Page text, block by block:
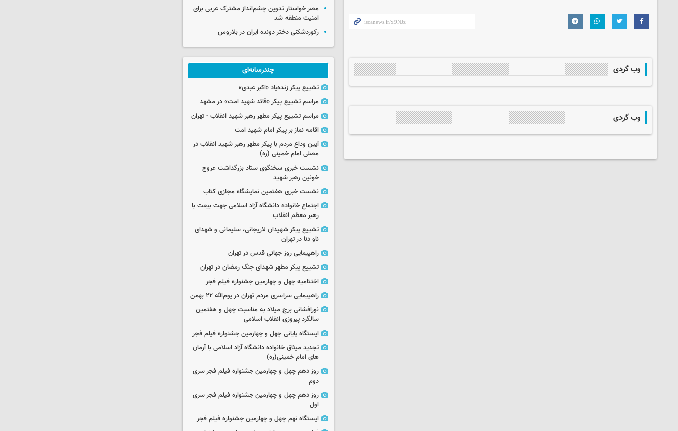
وب گردی
وب گردی
مصر خواستار تدوین چشم‌انداز مشترک عربی برای
امنیت منطقه شد
رکوردشکنی دختر دونده ایران در بلاروس
چندرسانه‌ای
تشییع پیکر زنده‌یاد «اکبر عبدی»
مراسم تشییع پیکر «قائد شهید امت» در مشهد
مراسم تشییع پیکر مطهر رهبر شهید انقلاب - تهران
اقامه نماز بر پیکر امام شهید امت
آیین وداع مردم با پیکر مطهر رهبر شهید انقلاب در
مصلی امام خمینی (ره)
نشست خبری سخنگوی ستاد بزرگداشت عروج
خونین رهبر شهید
نشست خبری هفتمین نمایشگاه مجازی کتاب
اجتماع خانواده دانشگاه آزاد اسلامی جهت بیعت با
رهبر معظم انقلاب
تشییع پیکر شهیدان لاریجانی، سلیمانی و شهدای
ناو دنا در تهران
راهپیمایی روز جهانی قدس در تهران
تشییع پیکر مطهر شهدای جنگ رمضان در تهران
اختتامیه چهل و چهارمین جشنواره فیلم فجر
راهپیمایی سراسری مردم تهران در یوم‌الله ۲۲ بهمن
نورافشانی برج میلاد به مناسبت چهل‌ و هفتمین
سالگرد پیروزی انقلاب اسلامی
ایستگاه پایانی چهل و چهارمین جشنواره فیلم فجر
تجدید میثاق خانواده دانشگاه آزاد اسلامی با آرمان
های امام خمینی(ره)
روز دهم چهل و چهارمین جشنواره فیلم فجر سری
دوم
روز دهم چهل و چهارمین جشنواره فیلم فجر سری
اول
ایستگاه نهم چهل و چهارمین جشنواره فیلم فجر